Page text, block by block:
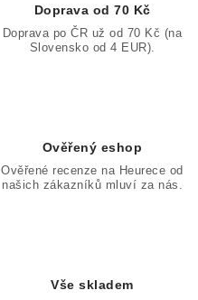
Doprava od 70 Kč
Doprava po ČR už od 70 Kč (na
Slovensko od 4 EUR).
Ověřený eshop
Ověřené recenze na Heurece od
našich zákazníků mluví za nás.
Vše skladem